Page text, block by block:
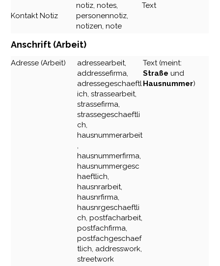
Kontakt Notiz
notiz, notes,
personennotiz,
notizen, note
Text
Anschrift (Arbeit)
Adresse (Arbeit)
adressearbeit,
addressefirma,
adressegeschaeftl
ich, strassearbeit,
strassefirma,
strassegeschaeftli
ch,
hausnummerarbeit
,
hausnummerfirma,
hausnummergesc
haeftlich,
hausnrarbeit,
hausnrfirma,
hausnrgeschaeftli
ch, postfacharbeit,
postfachfirma,
postfachgeschaef
tlich, addresswork,
streetwork
Text (meint:
Straßeund
Hausnummer)